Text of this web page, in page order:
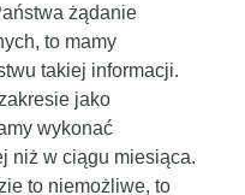
żądanie
to mamy
takiej informacji.
jako
wykonać
niż w ciągu miesiąca.
to niemożliwe, to